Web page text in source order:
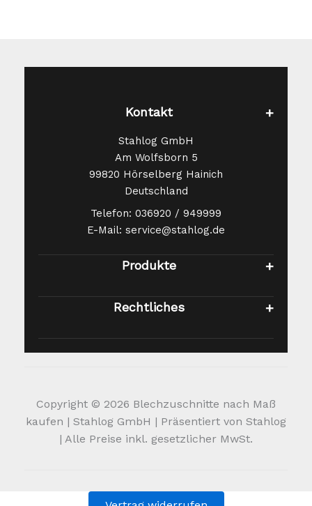
Kontakt
Stahlog GmbH
Am Wolfsborn 5
99820 Hörselberg Hainich
Deutschland
Telefon: 036920 / 949999
E-Mail: service@stahlog.de
Produkte
Rechtliches
Copyright © 2026 Blechzuschnitte nach Maß
kaufen | Stahlog GmbH | Präsentiert von Stahlog
| Alle Preise inkl. gesetzlicher MwSt.